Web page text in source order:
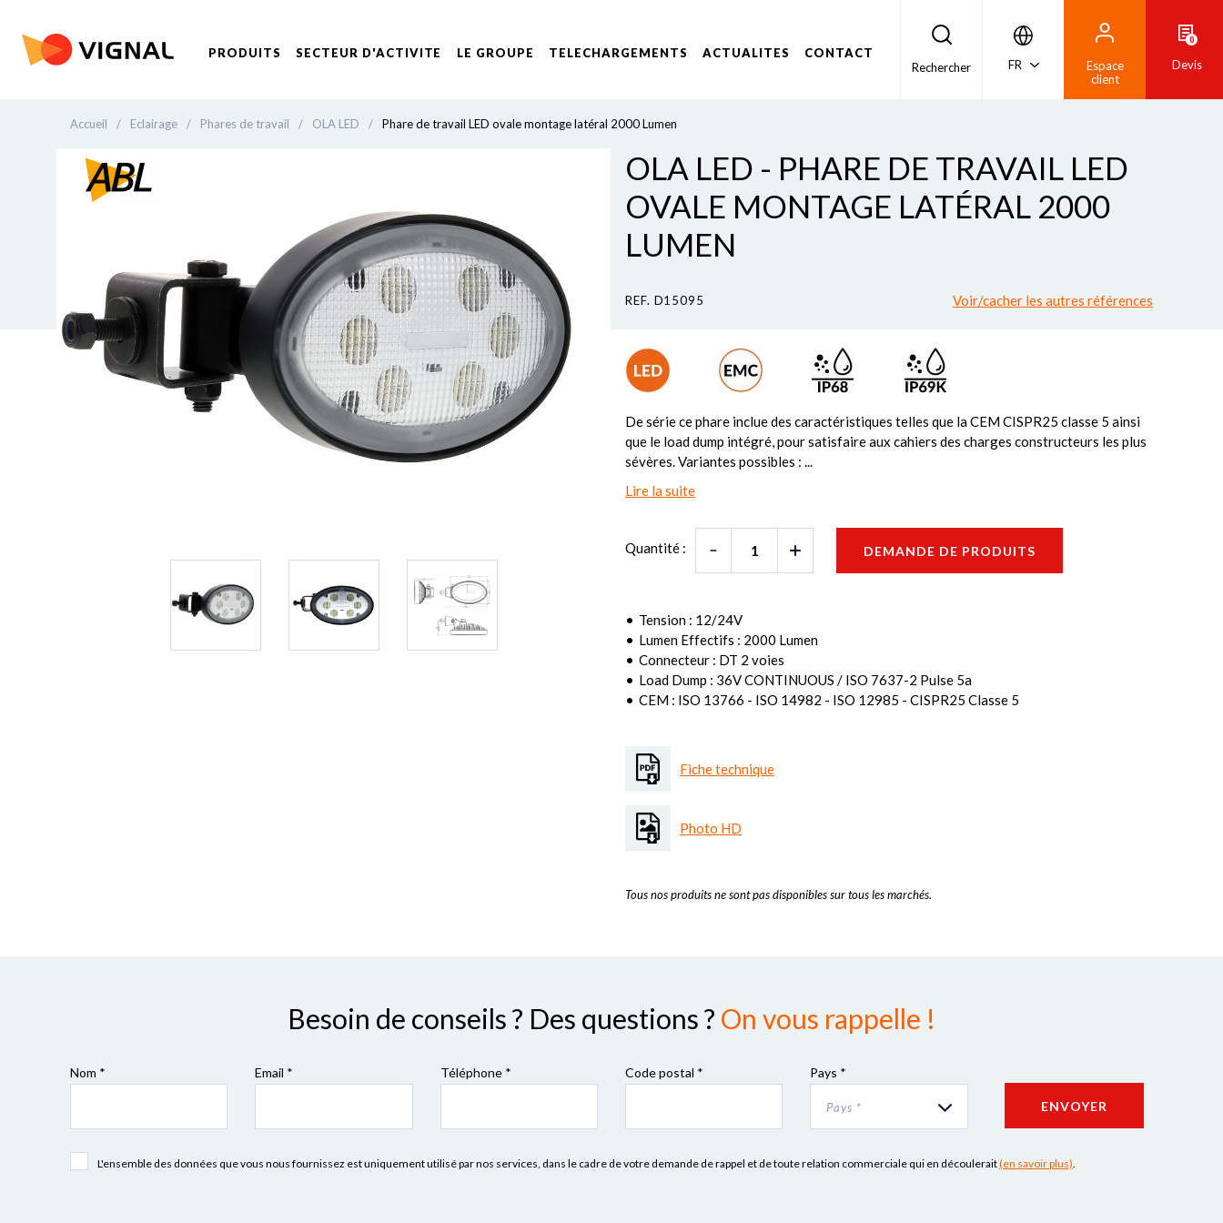
PRODUITS SECTEUR D'ACTIVITE LE GROUPE TELECHARGEMENTS ACTUALITES
CONTACT
Rechercher
FR
Espace
client
0
Devis
Accueil / Eclairage / Phares de travail / OLA LED / Phare de travail LED ovale montage latéral 2000 Lumen
OLA LED - PHARE DE TRAVAIL LED
OVALE MONTAGE LATÉRAL 2000
LUMEN
REF. D15095 Voir/cacher les autres références
De série ce phare inclue des caractéristiques telles que la CEM CISPR25 classe 5 ainsi
que le load dump intégré, pour satisfaire aux cahiers des charges constructeurs les plus
sévères. Variantes possibles : ...
Lire la suite
Quantité : DEMANDE DE PRODUITS
Tension : 12/24V
Lumen Effectifs : 2000 Lumen
Connecteur : DT 2 voies
Load Dump : 36V CONTINUOUS / ISO 7637-2 Pulse 5a
CEM : ISO 13766 - ISO 14982 - ISO 12985 - CISPR25 Classe 5
Fiche technique
Photo HD
Tous nos produits ne sont pas disponibles sur tous les marchés.
Besoin de conseils ? Des questions ? On vous rappelle !
Nom * Email * Téléphone * Code postal * Pays *
Pays * ENVOYER
L'ensemble des données que vous nous fournissez est uniquement utilisé par nos services, dans le cadre de votre demande de rappel et de toute relation commerciale qui en découlerait(en savoir plus).